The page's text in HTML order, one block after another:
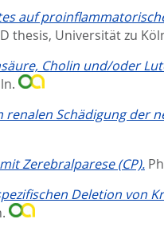
auf
thesis, Universität zu
Cholin und/oder
Schädigung der
Zerebralparese (CP).
Deletion von